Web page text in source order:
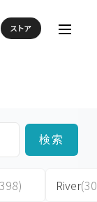
ストア
検索
River